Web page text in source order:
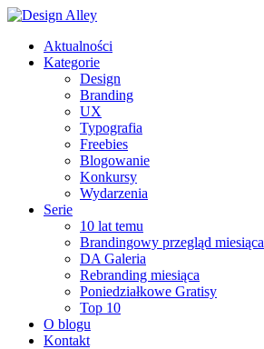
Aktualności
Kategorie
Design
Branding
UX
Typografia
Freebies
Blogowanie
Konkursy
Wydarzenia
Serie
10 lat temu
Brandingowy przegląd miesiąca
DA Galeria
Rebranding miesiąca
Poniedziałkowe Gratisy
Top 10
O blogu
Kontakt